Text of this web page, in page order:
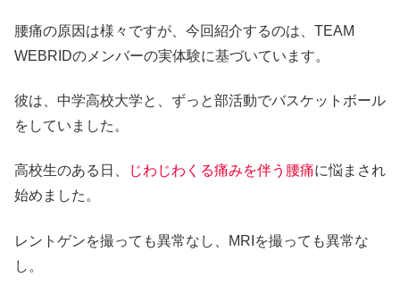
腰痛の原因は様々ですが、今回紹介するのは、TEAM
WEBRIDのメンバーの実体験に基づいています。
彼は、中学高校大学と、ずっと部活動でバスケットボール
をしていました。
高校生のある日、 じわじわくる痛みを伴う腰痛に悩まされ
始めました。
レントゲンを撮っても異常なし、MRIを撮っても異常な
し。